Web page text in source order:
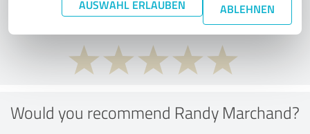
AUSWAHL ERLAUBEN ABLEHNEN
performance ratio?
Would you recommend Randy Marchand?